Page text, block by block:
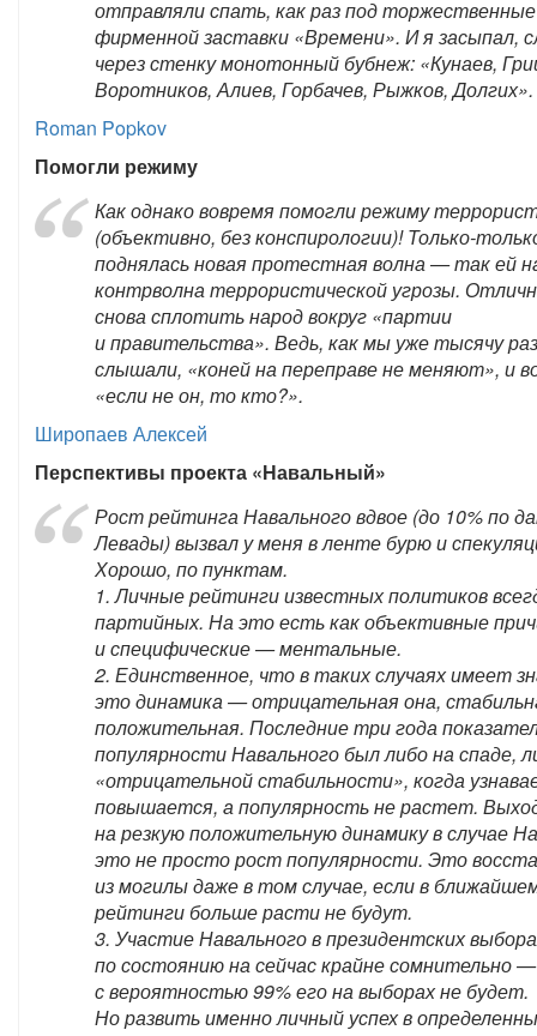
отправляли спать, как раз под торжественные
фирменной заставки «Времени». И я засыпал,
через стенку монотонный бубнеж: «Кунаев,
Воротников, Алиев, Горбачев, Рыжков, Долгих».
Roman Popkov
Помогли режиму
Как однако вовремя помогли режиму
(объективно, без конспирологии)! Только-
поднялась новая протестная волна — так ей
контрволна террористической угрозы.
снова сплотить народ вокруг «партии
и правительства». Ведь, как мы уже тысячу раз
слышали, «коней на переправе не меняют», и
«если не он, то кто?».
Широпаев Алексей
Перспективы проекта «Навальный»
Рост рейтинга Навального вдвое (до 10% по
Левады) вызвал у меня в ленте бурю и
Хорошо, по пунктам.
1. Личные рейтинги известных политиков
партийных. На это есть как объективные
и специфические — ментальные.
2. Единственное, что в таких случаях имеет
это динамика — отрицательная она,
положительная. Последние три года
популярности Навального был либо на спаде,
«отрицательной стабильности», когда
повышается, а популярность не растет.
на резкую положительную динамику в случае
это не просто рост популярности. Это
из могилы даже в том случае, если в
рейтинги больше расти не будут.
3. Участие Навального в президентских
по состоянию на сейчас крайне сомнительно —
с вероятностью 99% его на выборах не будет.
Но развить именно личный успех в